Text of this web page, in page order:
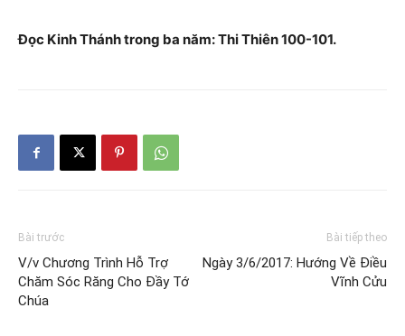
Đọc Kinh Thánh trong ba năm: Thi Thiên 100-101.
Bài trước
V/v Chương Trình Hỗ Trợ
Chăm Sóc Răng Cho Đầy Tớ
Chúa
Bài tiếp theo
Ngày 3/6/2017: Hướng Về Điều
Vĩnh Cửu